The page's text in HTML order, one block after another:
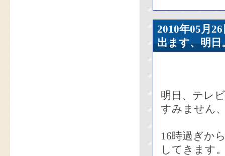
2010年05
出ます、明
明日、テレ
すみません
16時過ぎか
してきます